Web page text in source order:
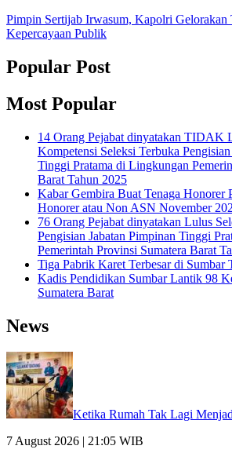
Pimpin Sertijab Irwasum, Kapolri Gelorakan
Kepercayaan Publik
Popular Post
Most Popular
14 Orang Pejabat dinyatakan
Kompetensi Seleksi Terbuka
Tinggi Pratama di Lingkungan
Barat Tahun 2025
Kabar Gembira Buat Tenaga Honorer
Honorer atau Non ASN November
76 Orang Pejabat dinyatakan Lulus
Pengisian Jabatan Pimpinan Tinggi
Pemerintah Provinsi Sumatera Barat
Tiga Pabrik Karet Terbesar di Sumbar
Kadis Pendidikan Sumbar Lantik 98
Sumatera Barat
News
Ketika Rumah Tak Lagi
7 August 2026 | 21:05 WIB